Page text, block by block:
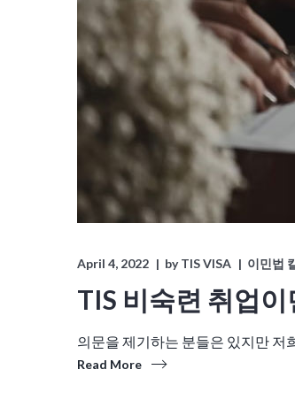
April 4, 2022 byTIS VISA 이민법
TIS 비숙련 취업
의문을 제기하는 분들은 있지만 저
Read More